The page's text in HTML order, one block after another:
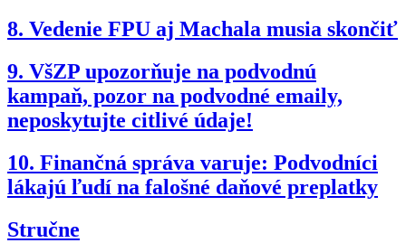
8. Vedenie FPU aj Machala musia skončiť
9. VšZP upozorňuje na podvodnú
kampaň, pozor na podvodné emaily,
neposkytujte citlivé údaje!
10. Finančná správa varuje: Podvodníci
lákajú ľudí na falošné daňové preplatky
Stručne